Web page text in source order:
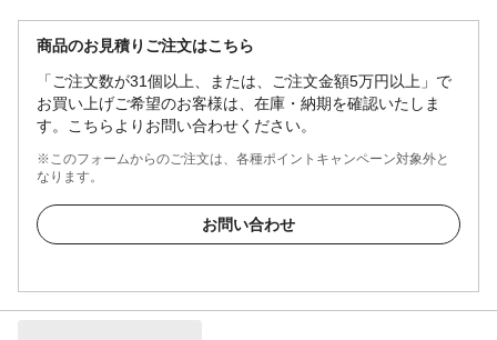
商品のお見積りご注文はこちら
「ご注文数が31個以上、または、ご注文金額5万円以上」で
お買い上げご希望のお客様は、在庫・納期を確認いたしま
す。こちらよりお問い合わせください。
※このフォームからのご注文は、各種ポイントキャンペーン対象外と
なります。
お問い合わせ